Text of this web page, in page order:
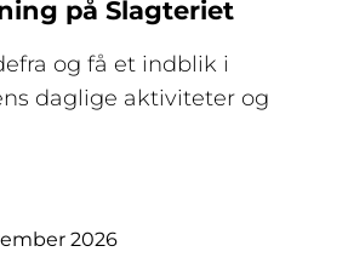
på Slagteriet
og få et indblik i
daglige aktiviteter og
2026